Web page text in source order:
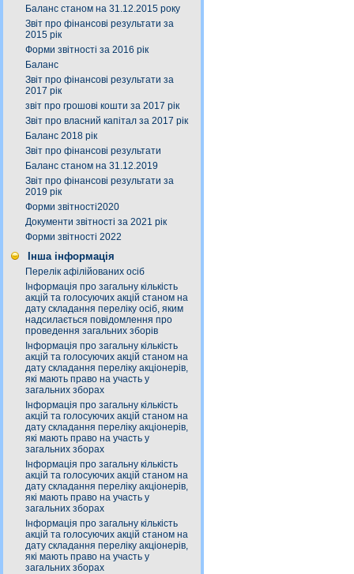
Баланс станом на 31.12.2015 року
Звіт про фінансові результати за
2015 рік
Форми звітності за 2016 рік
Баланс
Звіт про фінансові результати за
2017 рік
звіт про грошові кошти за 2017 рік
Звіт про власний капітал за 2017 рік
Баланс 2018 рік
Звіт про фінансові результати
Баланс станом на 31.12.2019
Звіт про фінансові результати за
2019 рік
Форми звітності2020
Документи звітності за 2021 рік
Форми звітності 2022
Інша інформація
Перелік афілійованих осіб
Інформація про загальну кількість
акцій та голосуючих акцій станом на
дату складання переліку осіб, яким
надсилається повідомлення про
проведення загальних зборів
Інформація про загальну кількість
акцій та голосуючих акцій станом на
дату складання переліку акціонерів,
які мають право на участь у
загальних зборах
Інформація про загальну кількість
акцій та голосуючих акцій станом на
дату складання переліку акціонерів,
які мають право на участь у
загальних зборах
Інформація про загальну кількість
акцій та голосуючих акцій станом на
дату складання переліку акціонерів,
які мають право на участь у
загальних зборах
Інформація про загальну кількість
акцій та голосуючих акцій станом на
дату складання переліку акціонерів,
які мають право на участь у
загальних зборах